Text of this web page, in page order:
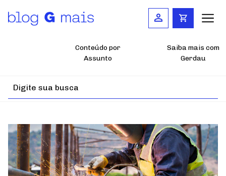
para
conteúdo
Conteúdo por
Assunto
Saiba mais com
Gerdau